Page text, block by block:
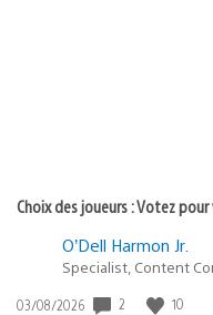
Choix des joueurs : Votez
O’Dell Harmon Jr.
Specialist, Content
Date
03/08/2026 2 10